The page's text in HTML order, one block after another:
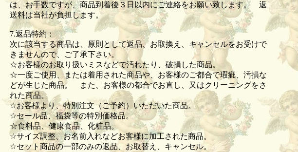
は、お手数ですが、商品到着後３日以内にご連絡をお願い致します。 返
送料は当社が負担します。
7.返品特約：
次に該当する商品は、原則として返品、お取換え、キャンセルをお受けで
きませんので、ご了承下さい。
☆お客様のお取り扱いミスなどで汚れたり、破損した商品。
☆一度ご使用、または着用された商品や、お客様のご都合で瑕疵、汚損な
どが生じた商品。 また、お客様の都合でお直し、又はクリーニングをさ
れた商品。
☆お客様より、特別注文（ご予約）いただいた商品。
☆セール品、福袋等の特別価格品。
☆食料品、健康食品、化粧品。
☆サイズ調整、お名前入れなどお客様に加工された商品。
☆セット商品の一部のみの返品、お取替え、キャンセル。